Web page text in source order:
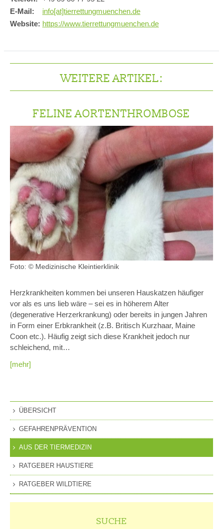
E-Mail:
info[at]tierrettungmuenchen.de
Website: https://www.tierrettungmuenchen.de
WEITERE ARTIKEL:
FELINE AORTENTHROMBOSE
Foto: © Medizinische Kleintierklinik
Herzkrankheiten kommen bei unseren Hauskatzen häufiger
vor als es uns lieb wäre – sei es in höherem Alter
(degenerative Herzerkrankung) oder bereits in jungen Jahren
in Form einer Erbkrankheit (z.B. Britisch Kurzhaar, Maine
Coon etc.). Häufig zeigt sich diese Krankheit jedoch nur
schleichend, mit…
[mehr]
ÜBERSICHT
GEFAHRENPRÄVENTION
AUS DER TIERMEDIZIN
RATGEBER HAUSTIERE
RATGEBER WILDTIERE
SUCHE